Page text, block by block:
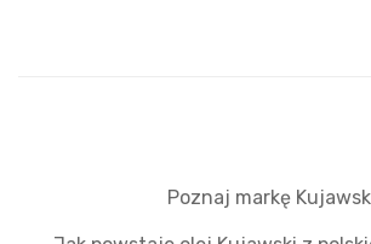
Poznaj markę